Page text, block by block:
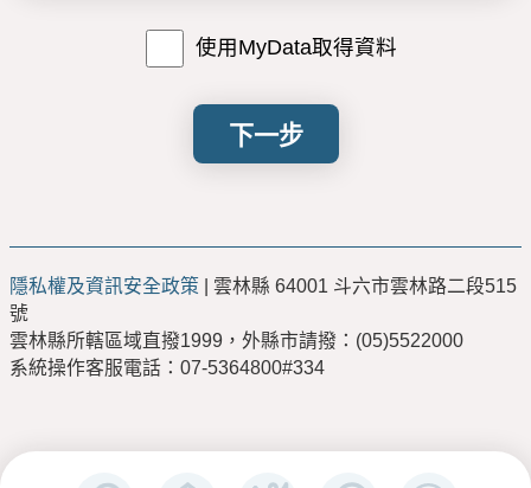
【最近一期電費繳費單】電子
本】電子掃描檔
8
取得資料
使用MyData取得資料
下一步
隱私權及資訊安全政策 | 雲林縣 64001 斗六市雲林路二段515
號
雲林縣所轄區域直撥1999，外縣市請撥：(05)5522000
系統操作客服電話：07-5364800#334